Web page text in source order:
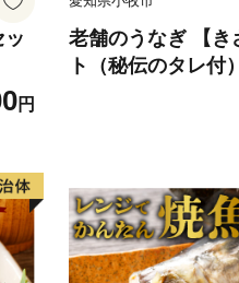
をご確認くださいませ。
円
老舗のうなぎ 【き
ト（秘伝のタレ付）